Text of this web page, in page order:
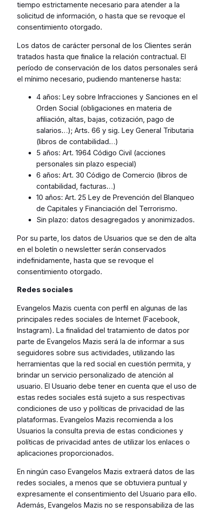
tiempo estrictamente necesario para atender a la
solicitud de información, o hasta que se revoque el
consentimiento otorgado.
Los datos de carácter personal de los Clientes serán
tratados hasta que finalice la relación contractual. El
período de conservación de los datos personales será
el mínimo necesario, pudiendo mantenerse hasta:
4 años: Ley sobre Infracciones y Sanciones en el
Orden Social (obligaciones en materia de
afiliación, altas, bajas, cotización, pago de
salarios…); Arts. 66 y sig. Ley General Tributaria
(libros de contabilidad…)
5 años: Art. 1964 Código Civil (acciones
personales sin plazo especial)
6 años: Art. 30 Código de Comercio (libros de
contabilidad, facturas…)
10 años: Art. 25 Ley de Prevención del Blanqueo
de Capitales y Financiación del Terrorismo.
Sin plazo: datos desagregados y anonimizados.
Por su parte, los datos de Usuarios que se den de alta
en el boletín o newsletter serán conservados
indefinidamente, hasta que se revoque el
consentimiento otorgado.
Redes sociales
Evangelos Mazis cuenta con perfil en algunas de las
principales redes sociales de Internet (Facebook,
Instagram). La finalidad del tratamiento de datos por
parte de Evangelos Mazis será la de informar a sus
seguidores sobre sus actividades, utilizando las
herramientas que la red social en cuestión permita, y
brindar un servicio personalizado de atención al
usuario. El Usuario debe tener en cuenta que el uso de
estas redes sociales está sujeto a sus respectivas
condiciones de uso y políticas de privacidad de las
plataformas. Evangelos Mazis recomienda a los
Usuarios la consulta previa de estas condiciones y
políticas de privacidad antes de utilizar los enlaces o
aplicaciones proporcionados.
En ningún caso Evangelos Mazis extraerá datos de las
redes sociales, a menos que se obtuviera puntual y
expresamente el consentimiento del Usuario para ello.
Además, Evangelos Mazis no se responsabiliza de las